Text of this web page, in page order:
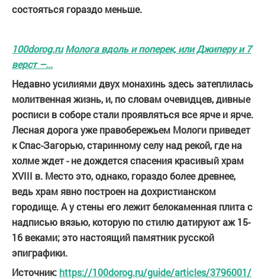
состояться гораздо меньше.
100dorog.ru Молога вдоль и поперек, или Джиперу и 7
верст –...
Недавно усилиями двух монахинь здесь затеплилась
молитвенная жизнь, и, по словам очевидцев, дивные
росписи в соборе стали проявляться все ярче и ярче.
Лесная дорога уже правобережьем Мологи приведет
к Спас-Загорью, старинному селу над рекой, где на
холме ждет - не дождется спасения красивый храм
XVIII в. Место это, однако, гораздо более древнее,
ведь храм явно построен на дохристианском
городище. А у стены его лежит белокаменная плита с
надписью вязью, которую по стилю датируют аж 15-
16 веками; это настоящий памятник русской
эпиграфики.
Источник: https://100dorog.ru/guide/articles/3796001/